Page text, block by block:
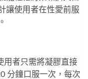
讓使用者在性愛前服
用者只需將凝膠直接
分鐘口服一次，每次